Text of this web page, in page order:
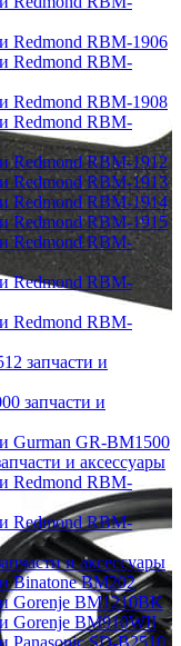
Redmond RBM-1906
Redmond RBM-
Redmond RBM-1908
Redmond RBM-
Redmond RBM-1912
Redmond RBM-1913
Redmond RBM-1914
Redmond RBM-1915
Redmond RBM-
Redmond RBM-
Redmond RBM-
запчасти и
запчасти и
Gurman GR-BM1500
и аксессуары
Redmond RBM-
Redmond RBM-
и аксессуары
Binatone BM202
Gorenje BM1210BK
Gorenje BM910WII
Panasonic SD-B2510